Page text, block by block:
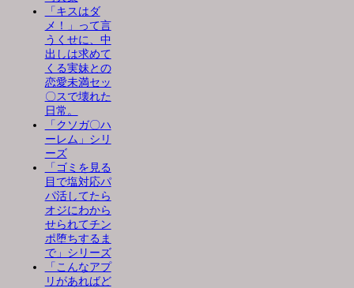
「キスはダ
メ！」って言
うくせに、中
出しは求めて
くる実妹との
恋愛未満セッ
〇スで壊れた
日常。
「クソガ〇ハ
ーレム」シリ
ーズ
「ゴミを見る
目で塩対応パ
パ活してたら
オジにわから
せられてチン
ポ堕ちするま
で」シリーズ
「こんなアプ
リがあればど